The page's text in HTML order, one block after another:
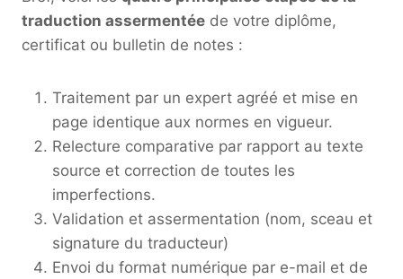
traduction assermentée de votre diplôme,
certificat ou bulletin de notes :
Traitement par un expert agréé et mise en
page identique aux normes en vigueur.
Relecture comparative par rapport au texte
source et correction de toutes les
imperfections.
Validation et assermentation (nom, sceau et
signature du traducteur)
Envoi du format numérique par e-mail et de